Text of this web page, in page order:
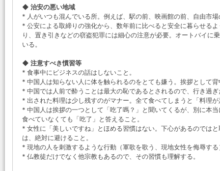
◆ 治安の悪い地域
* 人がいつも混んでいる所。例えば、駅の前、映画館の前、自由市
* 公安による取締りの強化から、数年前に比べると安全に暮らせる
り、置き引きなどの窃盗犯罪には細心の注意が必要。オートバイに
いる。
◆ 注意すべき慣習等
* 食事中にビジネスの話はしないこと。
* 中国人は知らない人に体を触られるのをとても嫌う。挨拶として
* 中国では人前で酔うことは最大の恥であるとされるので、行き過
* 出された料理は少し残すのがマナー。全て食べてしまうと「料理
* 中国人は挨拶の一つとして「吃了嗎？」と聞いてくるが、別に本
食べていなくても「吃了」と答えること。
* 女性に「美しいですね」とほめる習慣はない。下心があるのでは
は、絶対に避けること。
* 現地の人を刺激するような行動（軍歌を歌う、現地女性を侮辱す
* 仏教徒だけでなく他宗教もあるので、その習慣も理解する。